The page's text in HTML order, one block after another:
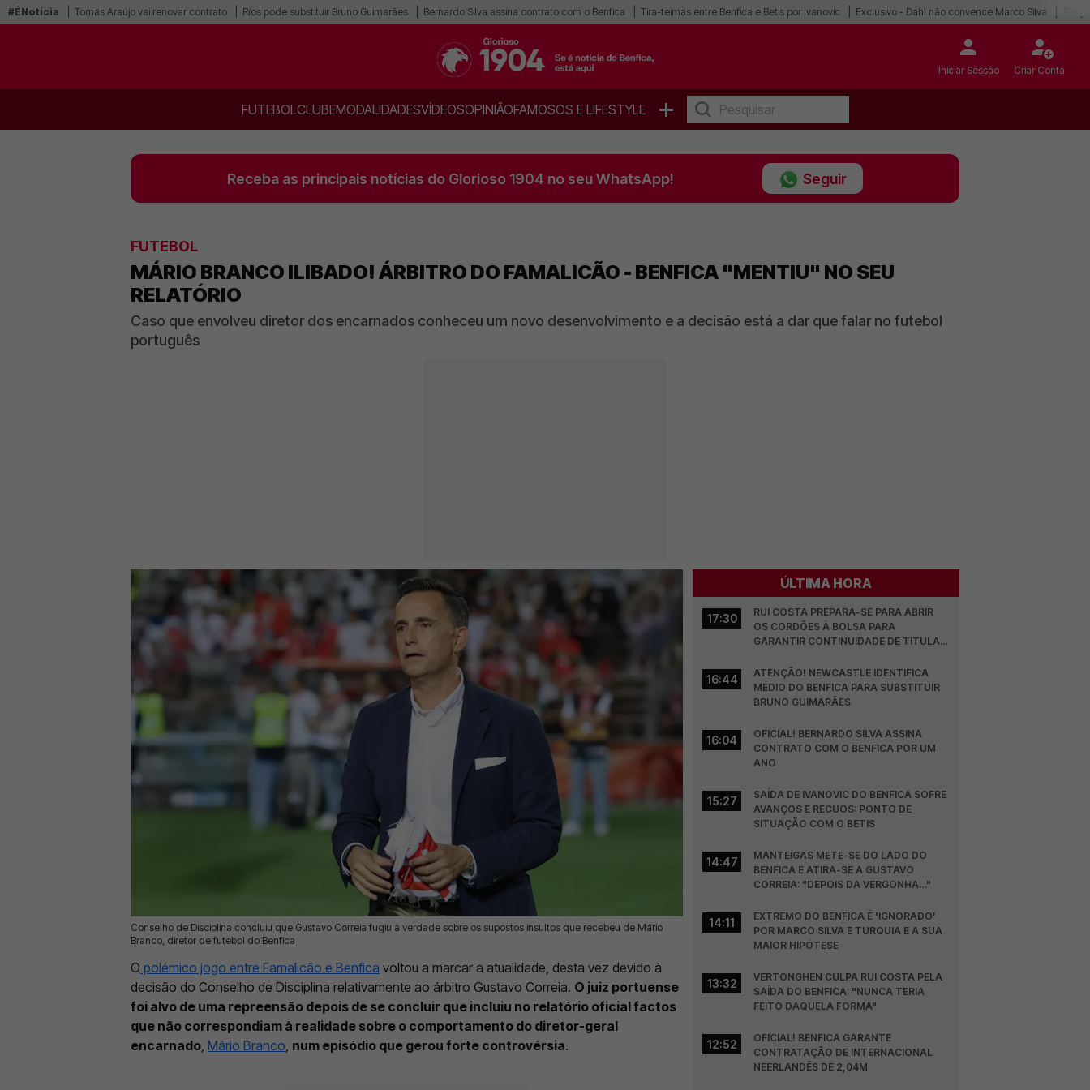
#ÉNotícia Tomás Araújo vai renovar contrato Ríos pode substituir Bruno Guimarães Bernardo Silva assina contrato com o Benfica Tira-teimas entre Benfica e Betis por Ivanovic Exclusivo - Dahl não convence Marco Silva
Iniciar Sessão Criar Conta
FUTEBOLCLUBEMODALIDADESVÍDEOSOPINIÃOFAMOSOS E LIFESTYLE +
Receba as principais notícias do Glorioso 1904 no seu WhatsApp! Seguir
FUTEBOL
MÁRIO BRANCO ILIBADO! ÁRBITRO DO FAMALICÃO - BENFICA "MENTIU" NO SEU
RELATÓRIO
Caso que envolveu diretor dos encarnados conheceu um novo desenvolvimento e a decisão está a dar que falar no futebol
português
Conselho de Disciplina concluiu que Gustavo Correia fugiu à verdade sobre os supostos insultos que recebeu de Mário
Branco, diretor de futebol do Benfica
07 Jul 2026 | 13:46 | 0
O polémico jogo entre Famalicão e Benfica voltou a marcar a atualidade, desta vez devido à
decisão do Conselho de Disciplina relativamente ao árbitro Gustavo Correia. O juiz portuense
foi alvo de uma repreensão depois de se concluir que incluiu no relatório oficial factos
que não correspondiam à realidade sobre o comportamento do diretor-geral
encarnado Mário Branco num episódio que gerou forte controvérsia.
ÚLTIMA HORA
17:30
RUI COSTA PREPARA-SE PARA ABRIR
OS CORDÕES À BOLSA PARA
GARANTIR CONTINUIDADE DE TITULAR
16:44
ATENÇÃO! NEWCASTLE IDENTIFICA
MÉDIO DO BENFICA PARA SUBSTITUIR
BRUNO GUIMARÃES
16:04
OFICIAL! BERNARDO SILVA ASSINA
CONTRATO COM O BENFICA POR UM
ANO
15:27
SAÍDA DE IVANOVIC DO BENFICA SOFRE
AVANÇOS E RECUOS: PONTO DE
SITUAÇÃO COM O BETIS
14:47
MANTEIGAS METE-SE DO LADO DO
BENFICA E ATIRA-SE A GUSTAVO
CORREIA: "DEPOIS DA VERGONHA…"
14:11
EXTREMO DO BENFICA É 'IGNORADO'
POR MARCO SILVA E TURQUIA É A SUA
MAIOR HIPÓTESE
13:32
VERTONGHEN CULPA RUI COSTA PELA
SAÍDA DO BENFICA: "NUNCA TERIA
FEITO DAQUELA FORMA"
12:52
OFICIAL! BENFICA GARANTE
CONTRATAÇÃO DE INTERNACIONAL
NEERLANDÊS DE 2,04M